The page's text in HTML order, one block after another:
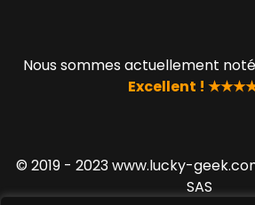
Nous sommes actuellement
Excellent !
© 2019 - 2023 www.lucky-
SAS